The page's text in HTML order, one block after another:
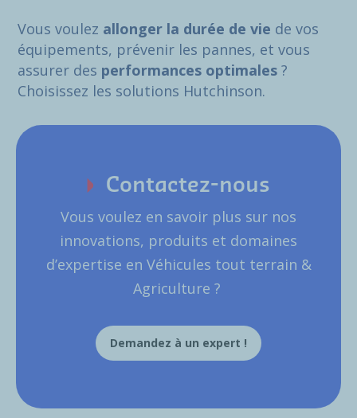
Vous voulez allonger la durée de vie de vos
équipements, prévenir les pannes, et vous
assurer des performances optimales ?
Choisissez les solutions Hutchinson.
Contactez-nous
Vous voulez en savoir plus sur nos
innovations, produits et domaines
d’expertise en Véhicules tout terrain &
Agriculture ?
Demandez à un expert !